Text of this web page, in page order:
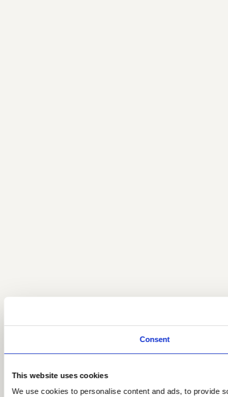
Consent
This website uses cookies
We use cookies to personalise content and ads, to provide